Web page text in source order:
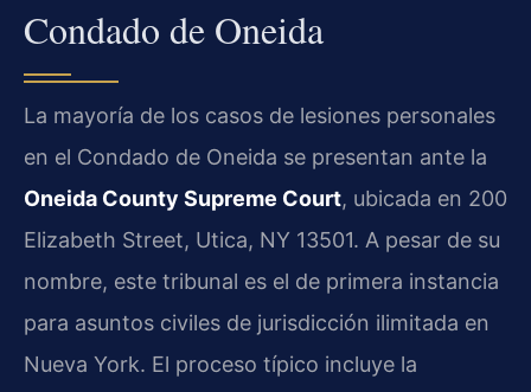
Condado de Oneida
La mayoría de los casos de lesiones personales
en el Condado de Oneida se presentan ante la
Oneida County Supreme Court, ubicada en 200
Elizabeth Street, Utica, NY 13501. A pesar de su
nombre, este tribunal es el de primera instancia
para asuntos civiles de jurisdicción ilimitada en
Nueva York. El proceso típico incluye la